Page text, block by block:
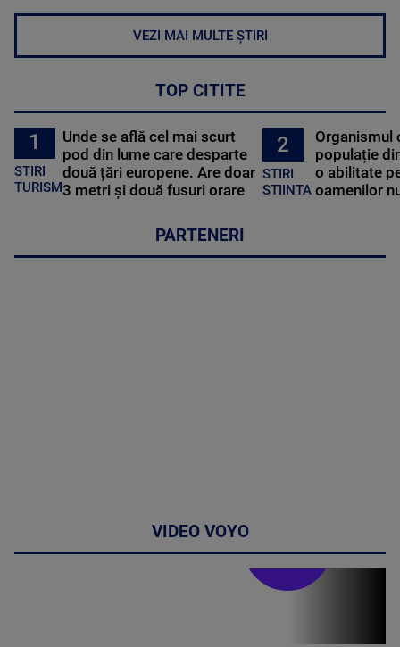
VEZI MAI MULTE ȘTIRI
TOP CITITE
1
STIRI
TURISM
Unde se află cel mai scurt
pod din lume care desparte
două țări europene. Are doar
3 metri și două fusuri orare
2
STIRI
STIINTA
Organismul
populație
o abilitate
oamenilor
PARTENERI
VIDEO VOYO